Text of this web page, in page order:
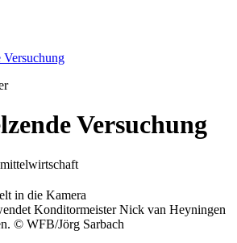
Versuchung
Versuchung
Konditormeister Nick van Heyningen
© WFB/Jörg Sarbach